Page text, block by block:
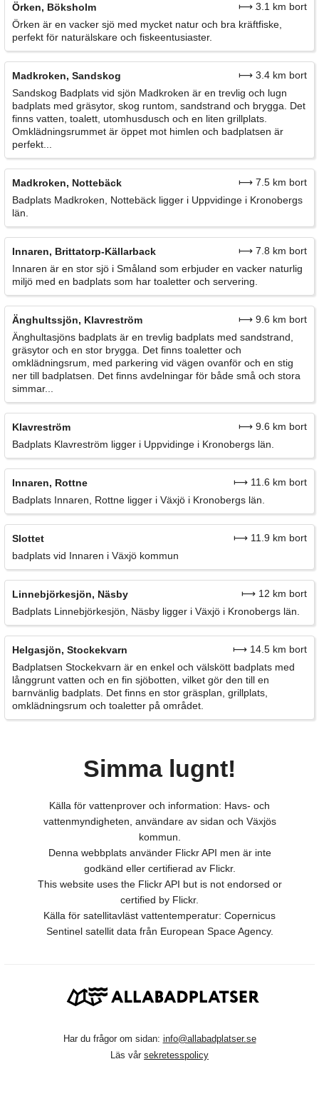
Örken, Böksholm
⟼ 3.1 km bort
Örken är en vacker sjö med mycket natur och bra kräftfiske,
perfekt för naturälskare och fiskeentusiaster.
Madkroken, Sandskog
⟼ 3.4 km bort
Sandskog Badplats vid sjön Madkroken är en trevlig och lugn
badplats med gräsytor, skog runtom, sandstrand och brygga. Det
finns vatten, toalett, utomhusdusch och en liten grillplats.
Omklädningsrummet är öppet mot himlen och badplatsen är
perfekt...
Madkroken, Nottebäck
⟼ 7.5 km bort
Badplats Madkroken, Nottebäck ligger i Uppvidinge i Kronobergs
län.
Innaren, Brittatorp-Källarback
⟼ 7.8 km bort
Innaren är en stor sjö i Småland som erbjuder en vacker naturlig
miljö med en badplats som har toaletter och servering.
Änghultssjön, Klavreström
⟼ 9.6 km bort
Änghultasjöns badplats är en trevlig badplats med sandstrand,
gräsytor och en stor brygga. Det finns toaletter och
omklädningsrum, med parkering vid vägen ovanför och en stig
ner till badplatsen. Det finns avdelningar för både små och stora
simmar...
Klavreström
⟼ 9.6 km bort
Badplats Klavreström ligger i Uppvidinge i Kronobergs län.
Innaren, Rottne
⟼ 11.6 km bort
Badplats Innaren, Rottne ligger i Växjö i Kronobergs län.
Slottet
⟼ 11.9 km bort
badplats vid Innaren i Växjö kommun
Linnebjörkesjön, Näsby
⟼ 12 km bort
Badplats Linnebjörkesjön, Näsby ligger i Växjö i Kronobergs län.
Helgasjön, Stockekvarn
⟼ 14.5 km bort
Badplatsen Stockekvarn är en enkel och välskött badplats med
långgrunt vatten och en fin sjöbotten, vilket gör den till en
barnvänlig badplats. Det finns en stor gräsplan, grillplats,
omklädningsrum och toaletter på området.
Simma lugnt!
Källa för vattenprover och information: Havs- och
vattenmyndigheten, användare av sidan och Växjös
kommun.
Denna webbplats använder Flickr API men är inte
godkänd eller certifierad av Flickr.
This website uses the Flickr API but is not endorsed or
certified by Flickr.
Källa för satellitavläst vattentemperatur: Copernicus
Sentinel satellit data från European Space Agency.
Har du frågor om sidan: info@allabadplatser.se
Läs vår sekretesspolicy